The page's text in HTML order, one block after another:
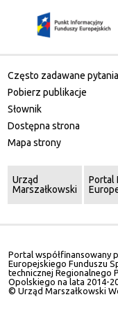
Często zadawane pytania
Pobierz publikacje
Słownik
Dostępna strona
Mapa strony
Urząd
Marszałkowski
Portal
Portal współfinansowany
Europejskiego Funduszu
technicznej Regionalnego
Opolskiego na lata 2014-
© Urząd Marszałkowski